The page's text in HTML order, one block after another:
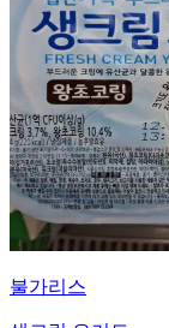
불가리스